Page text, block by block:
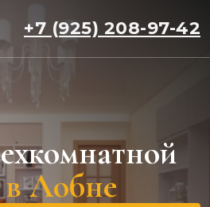
+7 (925) 208-97-42
в Лобне